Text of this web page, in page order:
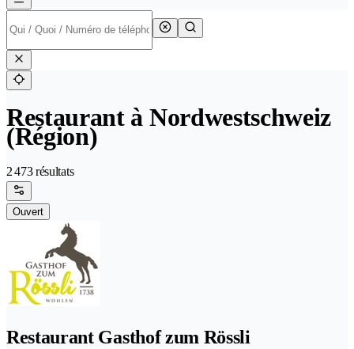
Restaurant à Nordwestschweiz
(Région)
2 473 résultats
Ouvert
Restaurant Gasthof zum Rössli